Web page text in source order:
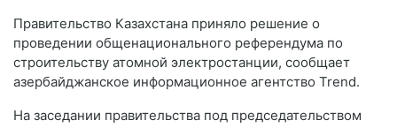
Правительство Казахстана приняло решение о
проведении общенационального референдума по
строительству атомной электростанции, сообщает
азербайджанское информационное агентство Trend.
На заседании правительства под председательством